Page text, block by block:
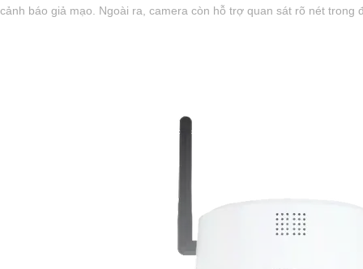
cảnh báo giả mạo. Ngoài ra, camera còn hỗ trợ quan sát rõ nét